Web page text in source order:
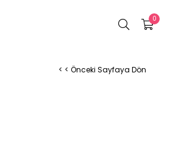
0
< < Önceki Sayfaya Dön